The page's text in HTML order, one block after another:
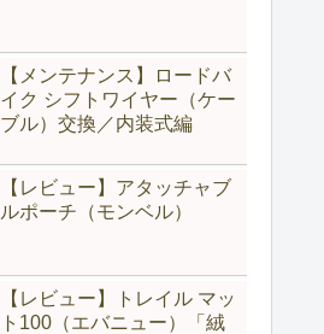
【メンテナンス】ロードバ
イク シフトワイヤー（ケー
ブル）交換／内装式編
【レビュー】アタッチャブ
ルポーチ（モンベル）
【レビュー】トレイル マッ
ト100（エバニュー）「絨